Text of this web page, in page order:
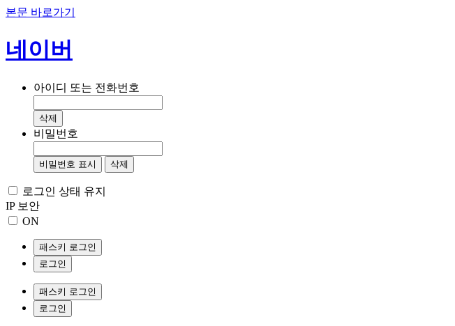
본문 바로가기
네이버
아이디 또는 전화번호
삭제
비밀번호
비밀번호 표시 삭제
로그인 상태 유지
IP 보안
ON
패스키 로그인
로그인
패스키 로그인
로그인